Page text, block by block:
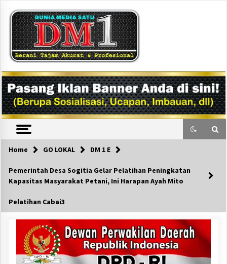
content
DM1
Home GO LOKAL DM 1 E
Pemerintah Desa Sogitia Gelar Pelatihan Peningkatan
Kapasitas Masyarakat Petani, Ini Harapan Ayah Mito
Pelatihan Cabai3